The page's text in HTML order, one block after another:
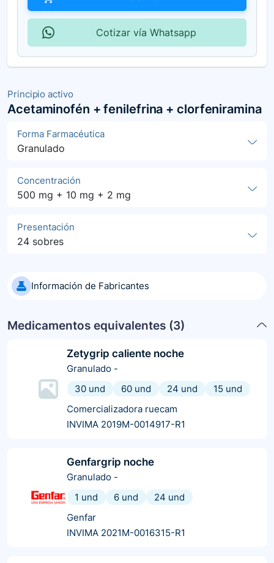
Principio activo
Acetaminofén + fenilefrina + clorfeniramina
Forma Farmacéutica
Granulado
Concentración
500 mg + 10 mg + 2 mg
Presentación
24 sobres
Información de Fabricantes
Medicamentos equivalentes (3)
Zetygrip caliente noche
Granulado -
30 und
60 und 24 und
15 und
Comercializadora ruecam
INVIMA 2019M-0014917-R1
Genfargrip noche
Granulado -
1 und
6 und
24 und
Genfar
INVIMA 2021M-0016315-R1
Cotizar vía Whatsapp